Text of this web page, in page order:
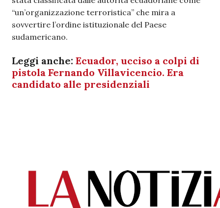
“un’organizzazione terroristica” che mira a
sovvertire l’ordine istituzionale del Paese
sudamericano.
Leggi anche: Ecuador, ucciso a colpi di
pistola Fernando Villavicencio. Era
candidato alle presidenziali